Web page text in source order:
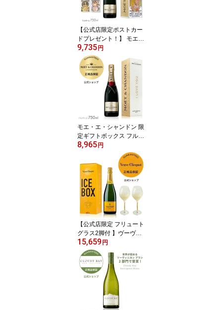
OOLER Yellow label / Ro
se label
【公式店限定ポストカー
ドプレゼント！】 モエ・
エ・シャンドン モエ ア
ンペリアル ミュシャ ゴ
ールドドレス ギフトボッ
クス / ピンクドレス ギフ
トボックス ( シャンパン
ブリュット 辛口) ギフト
プレゼント 母の日 父の
日 贈答 御礼
9,735 円
モエ・エ・シャンドン 限
定ギフトボックス フルボ
トル 750ml シャンパン
白 辛口 ブリュット プレ
ゼント お祝い 誕生日 バ
レンタイン ホワイトデー
正規公式店
8,965 円
【公式店限定 フリュート
グラス2脚付 】ヴーヴ・
クリコ イエローラベルア
イスボックス グラスセッ
ト フルボトル 750ml 12
度 シャンパン 白 ブリュ
ット 辛口 ギフト プレゼ
ント お祝い シャンパン
グラス 【正規公式店】
15,659 円